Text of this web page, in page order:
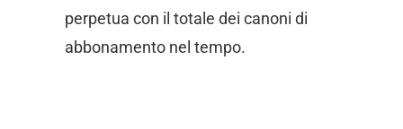
perpetua con il totale dei canoni di
abbonamento nel tempo.